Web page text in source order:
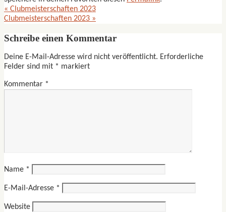
« Clubmeisterschaften 2023
Clubmeisterschaften 2023 »
Schreibe einen Kommentar
Deine E-Mail-Adresse wird nicht veröffentlicht. Erforderliche
Felder sind mit * markiert
Kommentar *
Name *
E-Mail-Adresse *
Website